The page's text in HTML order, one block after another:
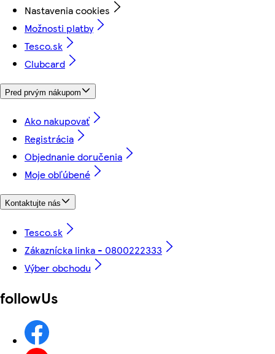
Nastavenia cookies
Možnosti platby
Tesco.sk
Clubcard
Pred prvým nákupom
Ako nakupovať
Registrácia
Objednanie doručenia
Moje obľúbené
Kontaktujte nás
Tesco.sk
Zákaznícka linka - 0800222333
Výber obchodu
followUs